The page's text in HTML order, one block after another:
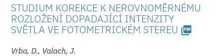
STUDIUM KOREKCE K NEROVNOMĚRNÉMU
ROZLOŽENÍ DOPADAJÍCÍ INTENZITY
SVĚTLA VE FOTOMETRICKÉM STE­REU picture_as_pdf
Vrba, D., Valach, J.